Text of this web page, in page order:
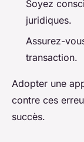
Soyez
juridiques.
Assurez-
transaction.
Adopter une
contre ces
succès.